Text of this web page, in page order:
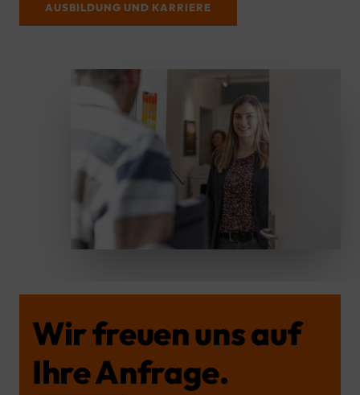
AUSBILDUNG UND KARRIERE
Wir freuen uns auf
Ihre Anfrage.